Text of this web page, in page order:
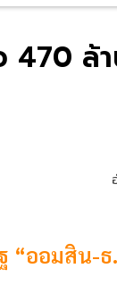
470 ล้
“ออมสิน-